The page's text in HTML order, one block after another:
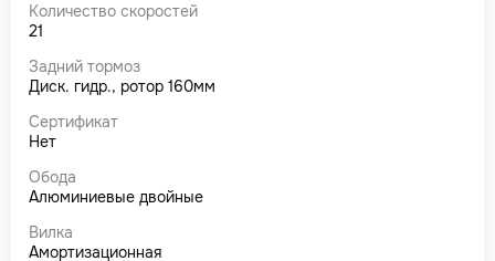
Количество скоростей
21
Задний тормоз
Диск. гидр., ротор 160мм
Сертификат
Нет
Обода
Алюминиевые двойные
Вилка
Амортизационная